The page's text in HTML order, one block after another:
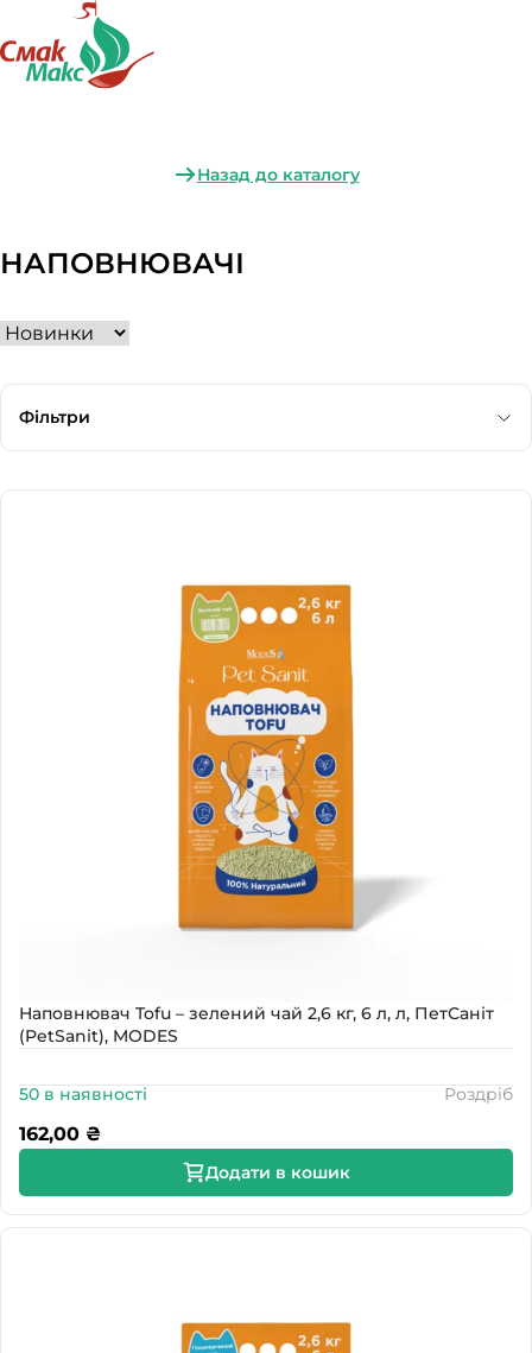
Назад до каталогу
НАПОВНЮВАЧІ
Фільтри
Наповнювач Tofu – зелений чай 2,6 кг, 6 л, л, ПетСаніт
(PetSanit), MODES
50 в наявності Роздріб
162,00 ₴
Додати в кошик